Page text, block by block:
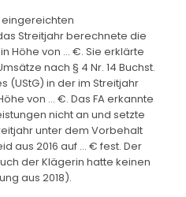
eingereichten
Streitjahr berechnete die
Höhe von ... €. Sie erklärte
nach § 4 Nr. 14 Buchst.
(UStG) in der im Streitjahr
von ... €. Das FA erkannte
nicht an und setzte
unter dem Vorbehalt
aus 2016 auf ... € fest. Der
der Klägerin hatte keinen
aus 2018).